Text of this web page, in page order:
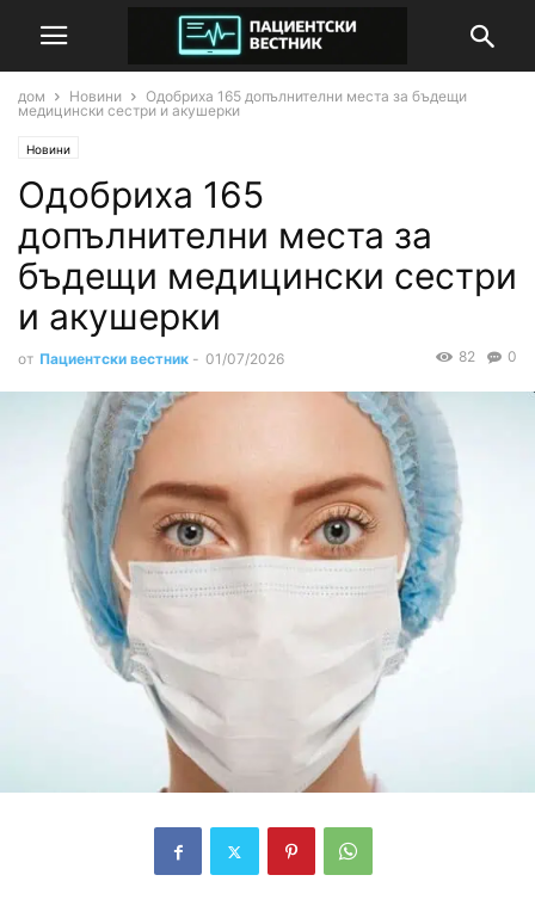
дом Новини
Одобриха 165 допълнителни места за бъдещи
медицински сестри и акушерки
Новини
Одобриха 165
допълнителни места за
бъдещи медицински сестри
и акушерки
от Пациентски вестник - 01/07/2026 0
82